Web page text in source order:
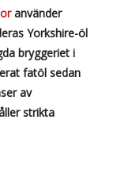
använder
Yorkshire-öl
bryggeriet i
fatöl sedan
av
strikta